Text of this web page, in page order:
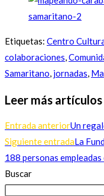
Etiquetas: Centro
colaboraciones,
Samaritano, jornadas,
Leer más artículos
Entrada anteriorUn
Siguiente entradaLa
188 personas
Buscar